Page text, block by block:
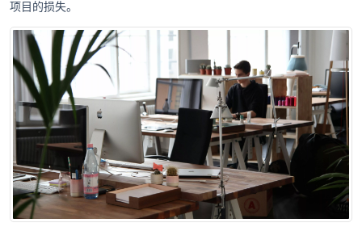
项目的损失。